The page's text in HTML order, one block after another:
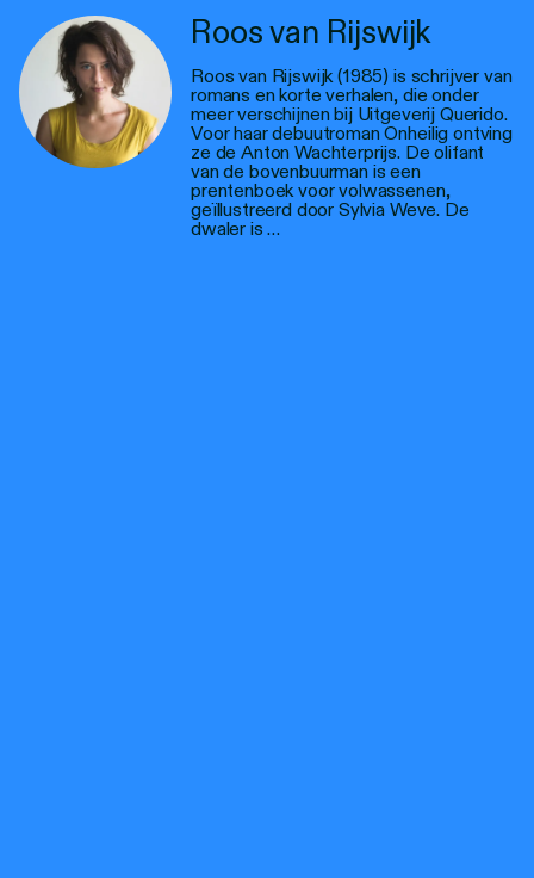
Roos van Rijswijk
Roos van Rijswijk (1985) is schrijver van
romans en korte verhalen, die onder
meer verschijnen bij Uitgeverij Querido.
Voor haar debuutroman Onheilig ontving
ze de Anton Wachterprijs. De olifant
van de bovenbuurman is een
prentenboek voor volwassenen,
geïllustreerd door Sylvia Weve. De
dwaler is …